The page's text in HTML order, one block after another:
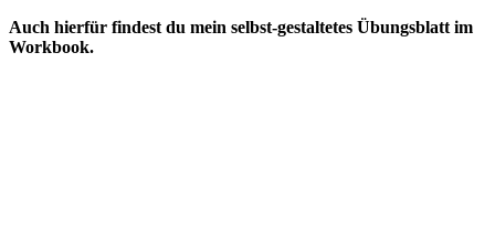
Auch hierfür findest du mein selbst-gestaltetes Übungsblatt im
Workbook.